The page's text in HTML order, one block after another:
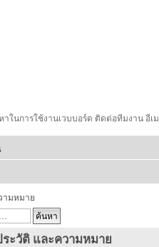
ในการใช้งานเวบบอร์ด ติดต่อทีมงาน อีเ
ามหมาย
ะวัติ และความหมาย